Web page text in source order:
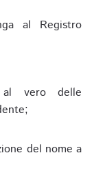
al Registro
al vero delle
del nome a